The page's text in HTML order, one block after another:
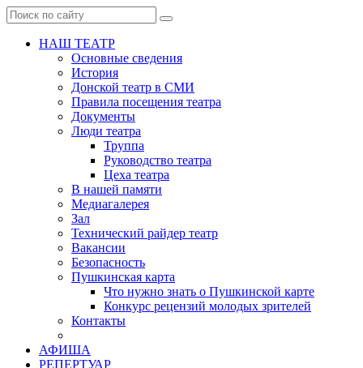
НАШ ТЕАТР
Основные сведения
История
Донской театр в СМИ
Правила посещения театра
Документы
Люди театра
Труппа
Руководство театра
Цеха театра
В нашей памяти
Медиагалерея
Зал
Технический райдер театр
Вакансии
Безопасность
Пушкинская карта
Что нужно знать о Пушкинской карте
Конкурс рецензий молодых зрителей
Контакты
АФИША
РЕПЕРТУАР